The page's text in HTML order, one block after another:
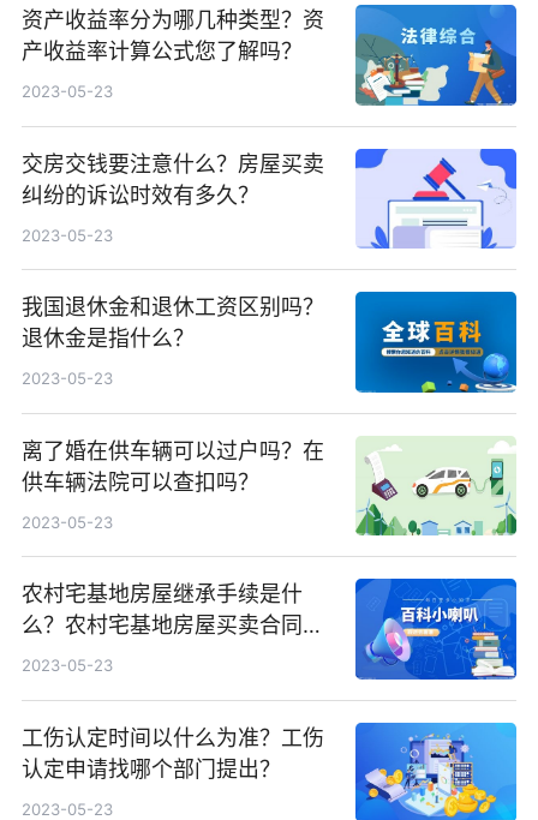
资产收益率分为哪几种类型？资
产收益率计算公式您了解吗？
2023-05-23
交房交钱要注意什么？房屋买卖
纠纷的诉讼时效有多久？
2023-05-23
我国退休金和退休工资区别吗？
退休金是指什么？
2023-05-23
离了婚在供车辆可以过户吗？在
供车辆法院可以查扣吗？
2023-05-23
农村宅基地房屋继承手续是什
么？农村宅基地房屋买卖合同有
效吗？
2023-05-23
工伤认定时间以什么为准？工伤
认定申请找哪个部门提出？
2023-05-23